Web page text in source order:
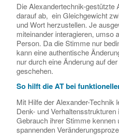
Die Alexandertechnik-gestützte
darauf ab, ein Gleichgewicht
und Wort herzustellen. Je
miteinander interagieren, umso
Person. Da die Stimme nur
kann eine authentische
nur durch eine Änderung auf
geschehen.
So hilft die AT bei
Mit Hilfe der Alexander-Technik
Denk- und Verhaltensstrukturen
Gebrauch ihrer Stimme kennen
spannenden